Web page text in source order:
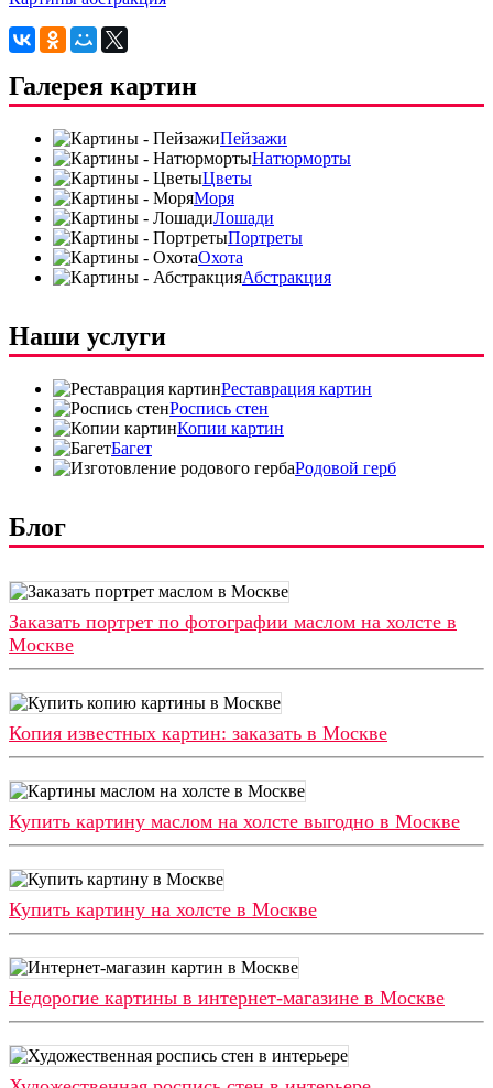
Галерея картин
Пейзажи
Натюрморты
Цветы
Моря
Лошади
Портреты
Охота
Абстракция
Наши услуги
Реставрация картин
Роспись стен
Копии картин
Багет
Родовой герб
Блог
Заказать портрет по фотографии маслом на холсте в
Москве
Копия известных картин: заказать в Москве
Купить картину маслом на холсте выгодно в Москве
Купить картину на холсте в Москве
Недорогие картины в интернет-магазине в Москве